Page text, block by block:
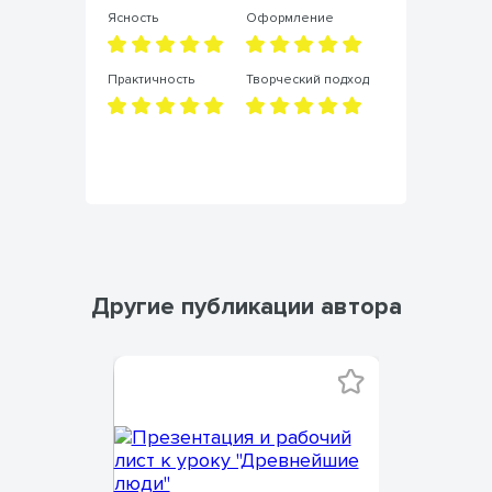
Ясность Оформление
Практичность Творческий подход
Другие публикации автора